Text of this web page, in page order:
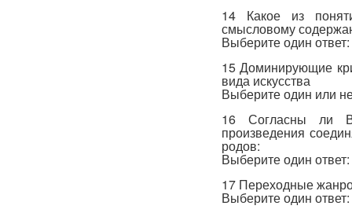
14 Какое из
смысловому
Выберите один ответ:
15 Доминирующие
вида искусства
Выберите один или
16 Согласны ли
произведения
родов:
Выберите один ответ:
17 Переходные
Выберите один ответ: